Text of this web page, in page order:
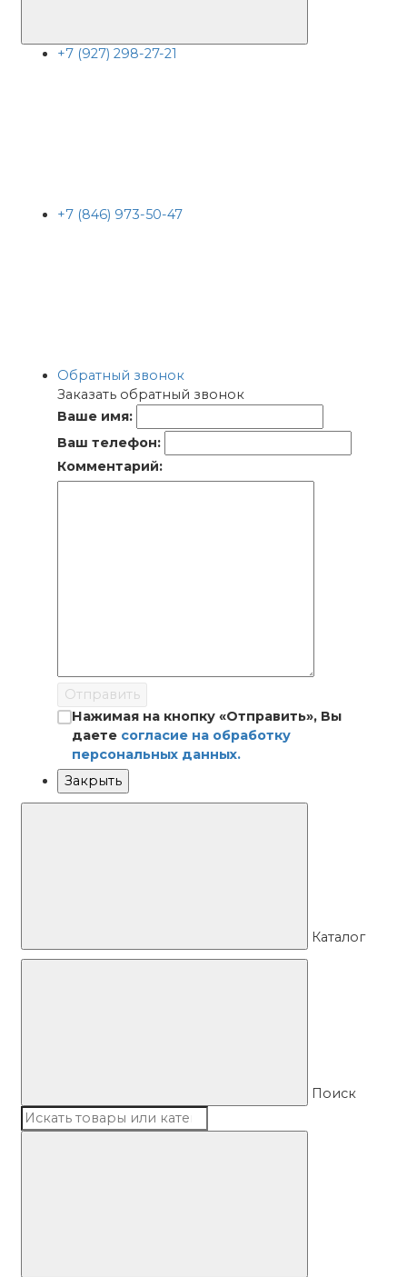
+7 (927) 298-27-21
+7 (846) 973-50-47
Обратный звонок
Заказать обратный звонок
Ваше имя:
Ваш телефон:
Комментарий:
Отправить
Нажимая на кнопку «Отправить», Вы
даете согласие на обработку
персональных данных.
Закрыть
Каталог
Поиск